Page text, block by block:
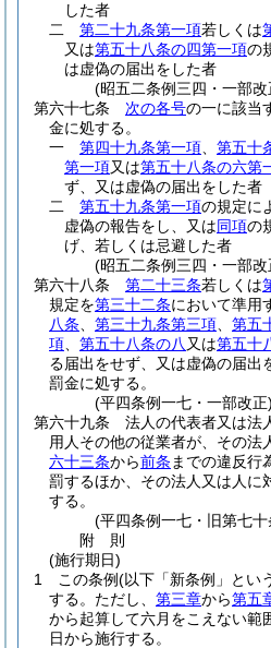
した者
二
第二十九条第一項若しくは
又は第五十八条の四第一項の
は虚偽の届出をした者
(昭五二条例三四・一部改
第六十七条
次の各号の一に該当
金に処する。
一
第四十九条第一項 第五十
第一項又は第五十八条の六第
ず、又は虚偽の届出をした者
二
第五十九条第一項の規定に
虚偽の報告をし、又は同項の
げ、若しくは忌避した者
(昭五二条例三四・一部改
第六十八条
第二十三条若しくは
規定を第三十二条において準用
八条
第三十九条第三項 第五
項
第五十八条の八 又は第五十
る届出をせず、又は虚偽の届出
罰金に処する。
(平四条例一七・一部改正)
第六十九条
法人の代表者又は法
用人その他の従業者が、その法
六十三条から前条 までの違反行
罰するほか、その法人又は人に
する。
(平四条例一七・旧第七十
附 則
(施行期日)
1
この条例(以下「新条例」とい
する。 ただし、 第三章から第五
から起算して六月をこえない範
日から施行する。